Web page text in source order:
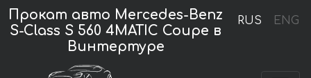
RUS ENG
Прокат авто Mercedes-Benz
S-Class S 560 4MATIC Coupe в
Винтертуре